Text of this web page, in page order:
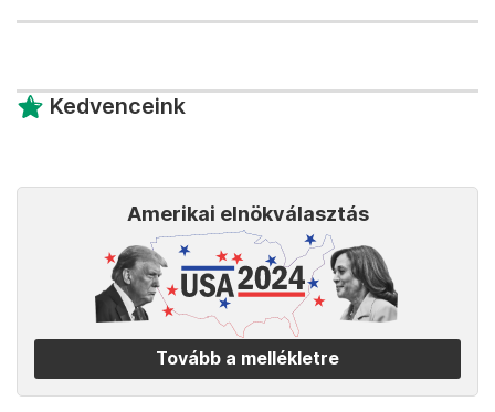
Kedvenceink
Amerikai elnökválasztás
Tovább a mellékletre